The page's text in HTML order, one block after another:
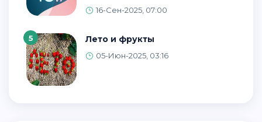
16-Сен-2025, 07:00
5 Лето и фрукты
05-Июн-2025, 03:16